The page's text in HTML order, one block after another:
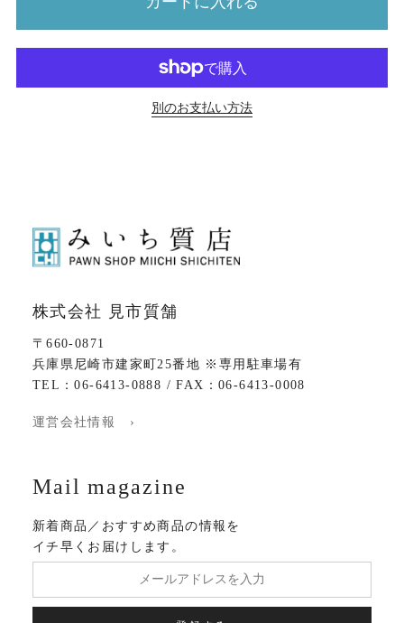
別のお支払い方法
株式会社 見市質舗
〒660-0871
兵庫県尼崎市建家町25番地 ※専用駐車場有
TEL：06-6413-0888 / FAX：06-6413-0008
運営会社情報 ›
Mail magazine
新着商品／おすすめ商品の情報を
イチ早くお届けします。